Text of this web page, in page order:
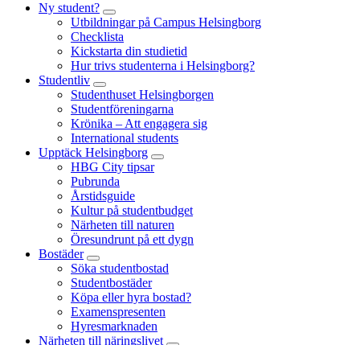
Ny student?
Utbildningar på Campus Helsingborg
Checklista
Kickstarta din studietid
Hur trivs studenterna i Helsingborg?
Studentliv
Studenthuset Helsingborgen
Studentföreningarna
Krönika – Att engagera sig
International students
Upptäck Helsingborg
HBG City tipsar
Pubrunda
Årstidsguide
Kultur på studentbudget
Närheten till naturen
Öresundrunt på ett dygn
Bostäder
Söka studentbostad
Studentbostäder
Köpa eller hyra bostad?
Examenspresenten
Hyresmarknaden
Närheten till näringslivet